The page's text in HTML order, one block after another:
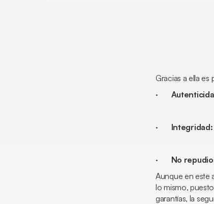
Gracias a ella es
·
· Integridad:
· No
Aunque en este
lo mismo,
garantías, la